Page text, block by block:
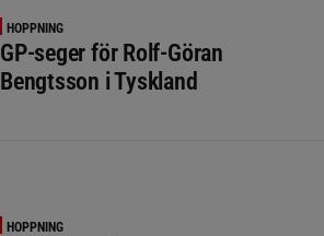
HOPPNING
GP-seger för Rolf-Göran
Bengtsson i Tyskland
HOPPNING